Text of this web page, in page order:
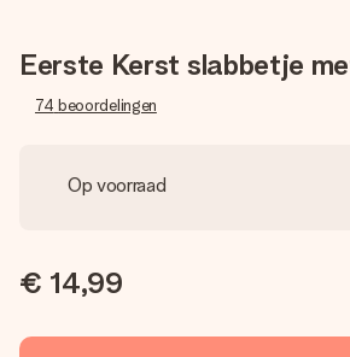
Eerste Kerst slabbetje
74 beoordelingen
Op voorraad
€ 14,99